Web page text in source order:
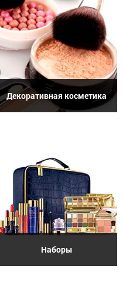
Декоративная косметика
Наборы